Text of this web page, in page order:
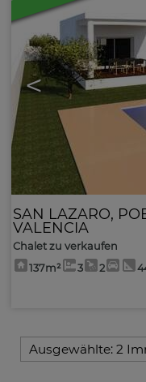
<
SAN LAZARO,
VALENCIA
Chalet zu verkaufen
137m²
3 2
Ausgewählte: 2